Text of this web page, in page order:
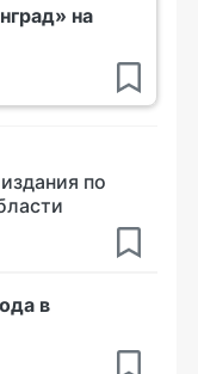
на
по
в